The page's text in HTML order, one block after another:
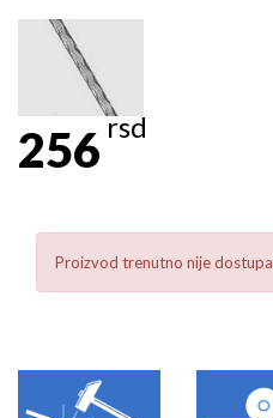
256rsd
Proizvod trenutno nije